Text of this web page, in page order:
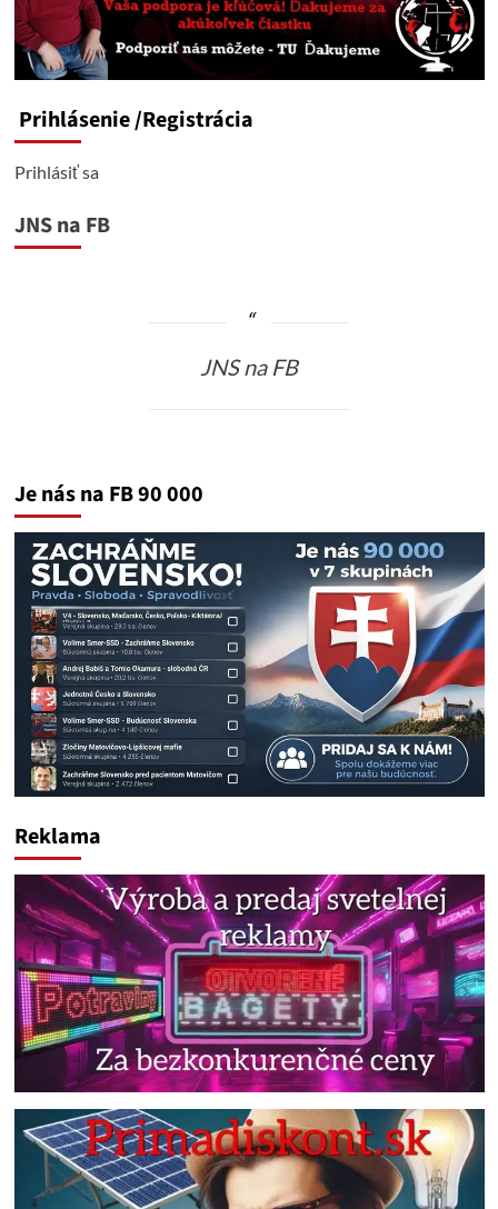
Prihlásenie/Registrácia
Prihlásiť sa
JNS na FB
JNS na FB
Je nás na FB 90 000
Reklama